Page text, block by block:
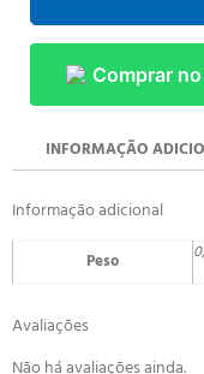
Comprar
INFORMAÇÃO
Informação adicional
Peso
Avaliações
Não há avaliações ainda.